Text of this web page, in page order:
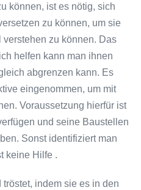
können, ist es nötig, sich
zu können, um sie
zu können. Das
helfen kann man ihnen
abgrenzen kann. Es
eingenommen, um mit
Voraussetzung hierfür ist
und seine Baustellen
Sonst identifiziert man
keine Hilfe .
indem sie es in den